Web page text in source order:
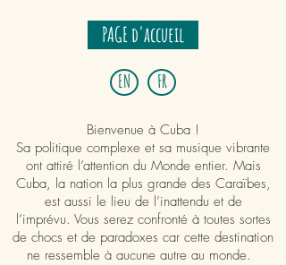
PAGE d'accueil
EN FR
Bienvenue à Cuba !
Sa politique complexe et sa musique vibrante
ont attiré l’attention du Monde entier. Mais
Cuba, la nation la plus grande des Caraïbes,
est aussi le lieu de l’inattendu et de
l’imprévu. Vous serez confronté à toutes sortes
de chocs et de paradoxes car cette destination
ne ressemble à aucune autre au monde.